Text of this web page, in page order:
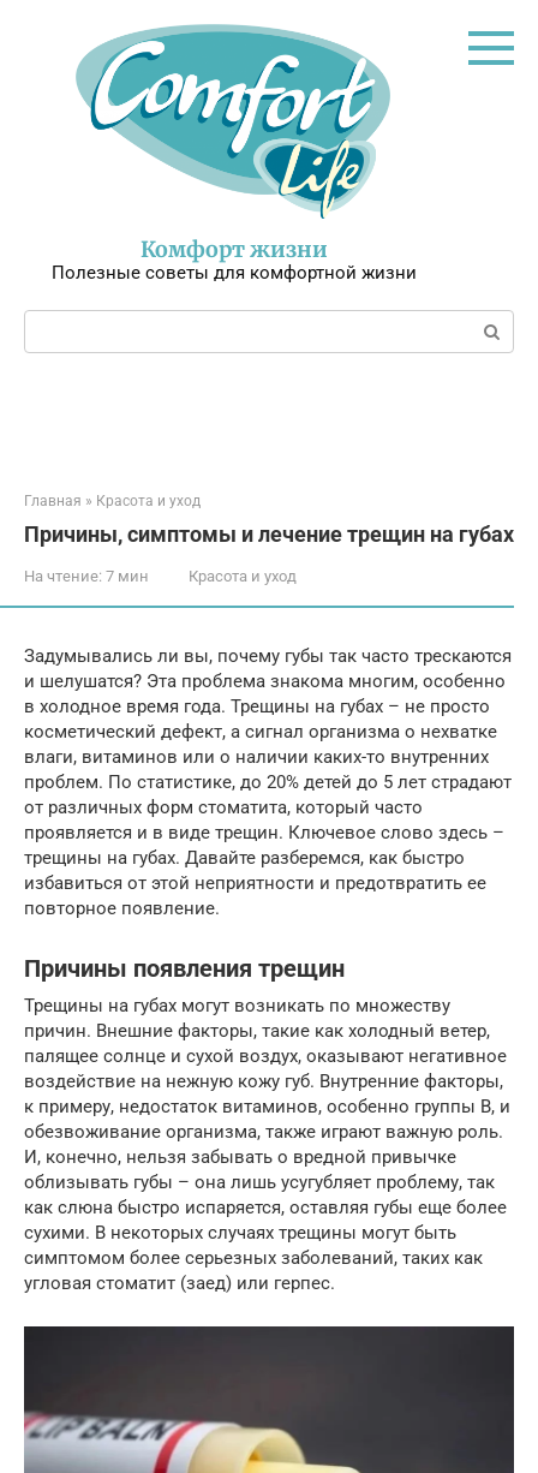
Комфорт жизни
Полезные советы для комфортной жизни
Поиск:
Главная » Красота и уход
Причины, симптомы и лечение трещин на губах
На чтение: 7 мин Красота и уход
Задумывались ли вы, почему губы так часто трескаются
и шелушатся? Эта проблема знакома многим, особенно
в холодное время года. Трещины на губах – не просто
косметический дефект, а сигнал организма о нехватке
влаги, витаминов или о наличии каких-то внутренних
проблем. По статистике, до 20% детей до 5 лет страдают
от различных форм стоматита, который часто
проявляется и в виде трещин. Ключевое слово здесь –
трещины на губах. Давайте разберемся, как быстро
избавиться от этой неприятности и предотвратить ее
повторное появление.
Причины появления трещин
Трещины на губах могут возникать по множеству
причин. Внешние факторы, такие как холодный ветер,
палящее солнце и сухой воздух, оказывают негативное
воздействие на нежную кожу губ. Внутренние факторы,
к примеру, недостаток витаминов, особенно группы B, и
обезвоживание организма, также играют важную роль.
И, конечно, нельзя забывать о вредной привычке
облизывать губы – она лишь усугубляет проблему, так
как слюна быстро испаряется, оставляя губы еще более
сухими. В некоторых случаях трещины могут быть
симптомом более серьезных заболеваний, таких как
угловая стоматит (заед) или герпес.